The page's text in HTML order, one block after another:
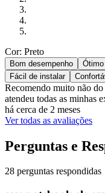
Cor: Preto
Bom desempenho
Fácil de instalar
Recomendo muito não
atendeu todas as minhas
há cerca de 2 meses
Ver todas as avaliações
Perguntas e
28 perguntas respondidas